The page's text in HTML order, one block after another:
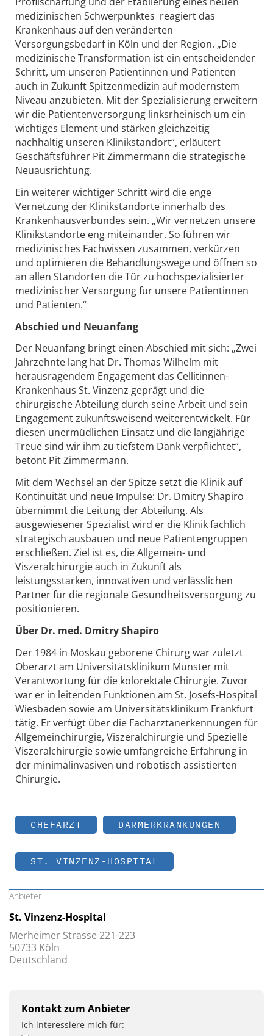
medizinischen Schwerpunktes reagiert das
Krankenhaus auf den veränderten
Versorgungsbedarf in Köln und der Region. „Die
medizinische Transformation ist ein entscheidender
Schritt, um unseren Patientinnen und Patienten
auch in Zukunft Spitzenmedizin auf modernstem
Niveau anzubieten. Mit der Spezialisierung erweitern
wir die Patientenversorgung linksrheinisch um ein
wichtiges Element und stärken gleichzeitig
nachhaltig unseren Klinikstandort“, erläutert
Geschäftsführer Pit Zimmermann die strategische
Neuausrichtung.
Ein weiterer wichtiger Schritt wird die enge
Vernetzung der Klinikstandorte innerhalb des
Krankenhausverbundes sein. „Wir vernetzen unsere
Klinikstandorte eng miteinander. So führen wir
medizinisches Fachwissen zusammen, verkürzen
und optimieren die Behandlungswege und öffnen so
an allen Standorten die Tür zu hochspezialisierter
medizinischer Versorgung für unsere Patientinnen
und Patienten.“
Abschied und Neuanfang
Der Neuanfang bringt einen Abschied mit sich: „Zwei
Jahrzehnte lang hat Dr. Thomas Wilhelm mit
herausragendem Engagement das Cellitinnen-
Krankenhaus St. Vinzenz geprägt und die
chirurgische Abteilung durch seine Arbeit und sein
Engagement zukunftsweisend weiterentwickelt. Für
diesen unermüdlichen Einsatz und die langjährige
Treue sind wir ihm zu tiefstem Dank verpflichtet“,
betont Pit Zimmermann.
Mit dem Wechsel an der Spitze setzt die Klinik auf
Kontinuität und neue Impulse: Dr. Dmitry Shapiro
übernimmt die Leitung der Abteilung. Als
ausgewiesener Spezialist wird er die Klinik fachlich
strategisch ausbauen und neue Patientengruppen
erschließen. Ziel ist es, die Allgemein- und
Viszeralchirurgie auch in Zukunft als
leistungsstarken, innovativen und verlässlichen
Partner für die regionale Gesundheitsversorgung zu
positionieren.
Über Dr. med. Dmitry Shapiro
Der 1984 in Moskau geborene Chirurg war zuletzt
Oberarzt am Universitätsklinikum Münster mit
Verantwortung für die kolorektale Chirurgie. Zuvor
war er in leitenden Funktionen am St. Josefs-Hospital
Wiesbaden sowie am Universitätsklinikum Frankfurt
tätig. Er verfügt über die Facharztanerkennungen für
Allgemeinchirurgie, Viszeralchirurgie und Spezielle
Viszeralchirurgie sowie umfangreiche Erfahrung in
der minimalinvasiven und robotisch assistierten
Chirurgie.
CHEFARZT DARMERKRANKUNGEN
ST. VINZENZ-HOSPITAL
Anbieter
St. Vinzenz-Hospital
Merheimer Strasse 221-223
50733 Köln
Deutschland
Kontakt zum Anbieter
Ich interessiere mich für: